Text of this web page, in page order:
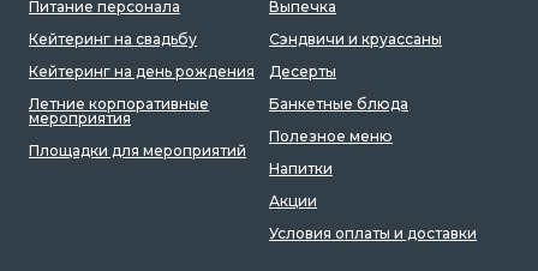
Питание персонала
Кейтеринг на свадьбу
Кейтеринг на день рождения
Летние корпоративные
мероприятия
Площадки для мероприятий
Выпечка
Сэндвичи и круассаны
Десерты
Банкетные блюда
Полезное меню
Напитки
Акции
Условия оплаты и доставки